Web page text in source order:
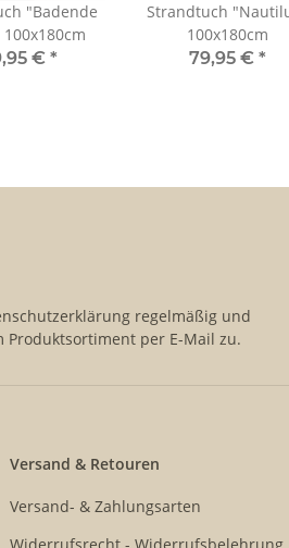
"Badende
€ *
Strandtuch
100x180cm
79,95 € *
regelmäßig und
per E-Mail zu.
Versand & Retouren
Versand- & Zahlungsarten